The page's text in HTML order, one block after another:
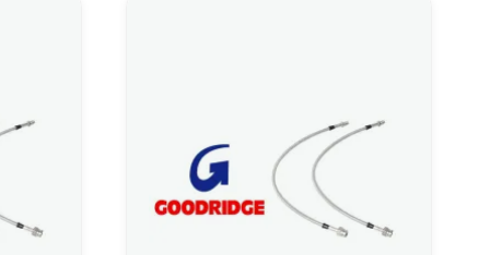
que ce soit en rallye, sur circuit ou en
un freinage performant et sécurisant.
des standards de raccordement et de diamètre.